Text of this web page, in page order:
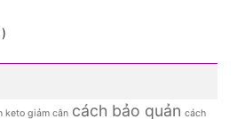
keto giảm cân cách bảo quản cách